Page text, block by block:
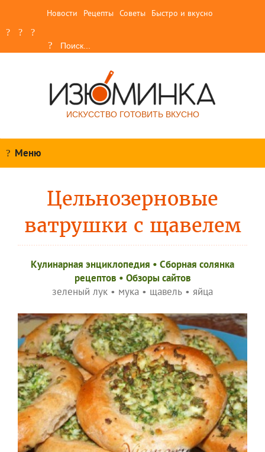
Новости Рецепты Советы Быстро и вкусно
ИСКУССТВО ГОТОВИТЬ ВКУСНО
Меню
Цельнозерновые
ватрушки с щавелем
Кулинарная энциклопедия • Сборная солянка
рецептов • Обзоры сайтов
зеленый лук • мука • щавель • яйца